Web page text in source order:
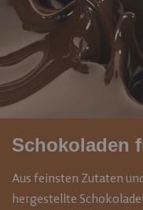
Schokoladen
Aus feinsten Zutaten
hergestellte